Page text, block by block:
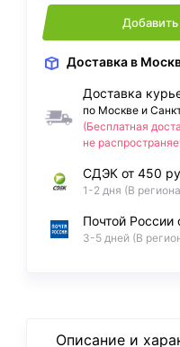
Добавить
Доставка в
Доставка
по Москве и
(Бесплатная
не
СДЭК от 450
1-2 дня (В
Почтой России
3-5 дней (В
Описание и